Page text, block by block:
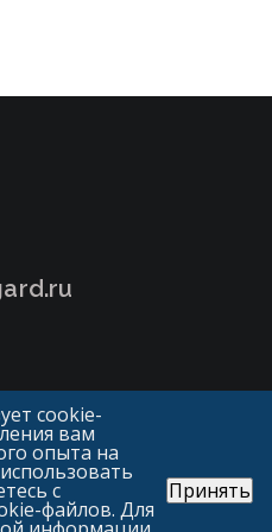
ГОСТ5632
ГОСТ5632
4 ГОСТ10007)
металлу»
и обработки
cookie-
вам
опыта на
с
файлов. Для
Принять